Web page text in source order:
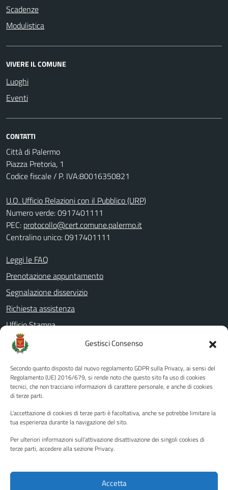
Gestisci Consenso
Secondo quanto disposto dal nuovo regolamento GDPR sulla Privacy, ai sensi del
Regolamento (UE) 2016/679, si rende noto che questo sito fa uso di cookies
tecnici, che non tracciano informazioni di carattere personale, e anche di cookies
di terze parti.
L'accettazione di cookies di terze parti è facoltativa, anche se potrebbe limitare la
tua esperienza durante la navigazione del sito.
Per ulteriori informazioni sull'attivazione disattivazione dei singoli cookies di
terze parti, accedere alla sezione Privacy.
Accetta
Scadenze
Modulistica
VIVERE IL COMUNE
Luoghi
Eventi
CONTATTI
Città di Palermo
Piazza Pretoria, 1
Codice fiscale / P. IVA:80016350821
U.O. Ufficio Relazioni con il Pubblico (URP)
Numero verde: 0917401111
PEC: protocollo@cert.comune.palermo.it
Centralino unico: 0917401111
Leggi le FAQ
Prenotazione appuntamento
Segnalazione disservizio
Richiesta assistenza
Ufficio Stampa
Amministrazione Trasparente
Albo pretorio
Informativa privacy
Note legali
Piano di miglioramento del sito
Instagram